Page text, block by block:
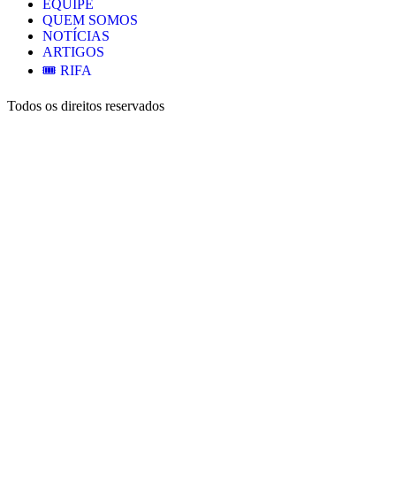
EQUIPE
QUEM SOMOS
NOTÍCIAS
ARTIGOS
🎟️ RIFA
Todos os direitos reservados